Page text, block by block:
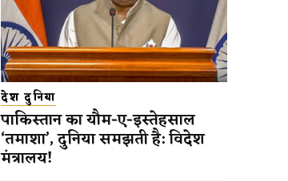
देश दुनिया
पाकिस्तान का यौम-ए-इस्तेहसाल
‘तमाशा’, दुनिया समझती है: विदेश
मंत्रालय!